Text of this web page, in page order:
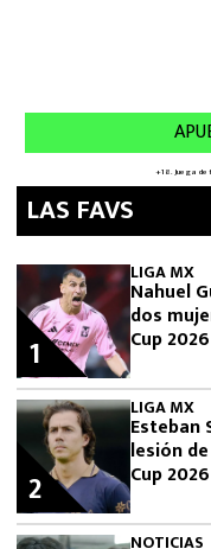
LAS FAVS
LIGA MX
Nahuel
dos
Cup 2026
1
LIGA MX
Esteban
lesión
Cup 2026
2
NOTICIAS